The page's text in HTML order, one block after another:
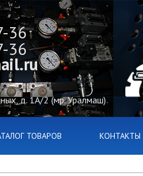
36
д. 1А/2 (мр. Уралмаш)
36
ТОВАРОВ КОНТАКТЫ